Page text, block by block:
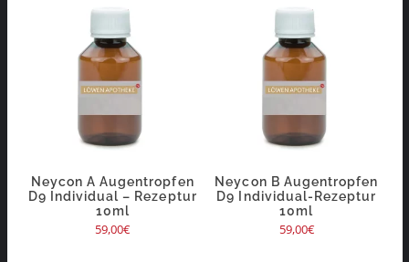
Neycon A Augentropfen
D9 Individual – Rezeptur
10ml
59,00€
Neycon B Augentropfen
D9 Individual-Rezeptur
10ml
59,00€